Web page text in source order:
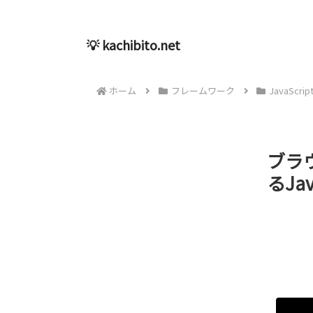
💡 kachibito.net
ホーム フレームワーク JavaScript
ブラ
る